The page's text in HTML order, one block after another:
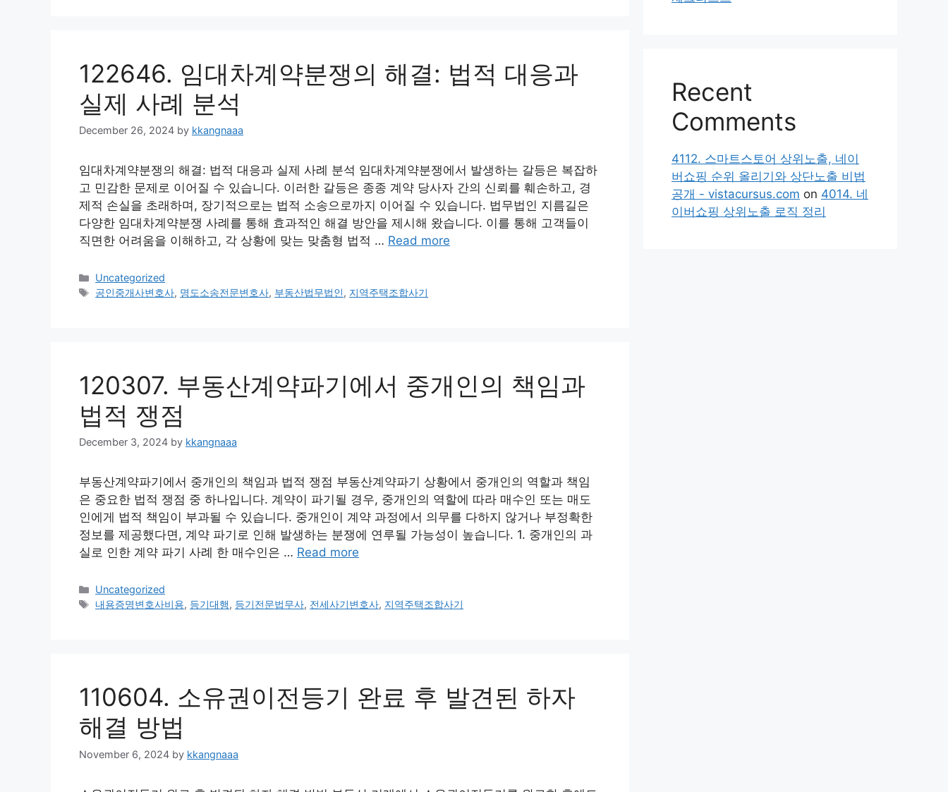
122646. 임대차계약분쟁의 해결: 법적 대응과
실제 사례 분석
December 26, 2024 by kkangnaaa
임대차계약분쟁의 해결: 법적 대응과 실제 사례 분석 임대차계약분쟁에서 발생하는 갈등은 복잡하
고 민감한 문제로 이어질 수 있습니다. 이러한 갈등은 종종 계약 당사자 간의 신뢰를 훼손하고, 경
제적 손실을 초래하며, 장기적으로는 법적 소송으로까지 이어질 수 있습니다. 법무법인 지름길은
다양한 임대차계약분쟁 사례를 통해 효과적인 해결 방안을 제시해 왔습니다. 이를 통해 고객들이
직면한 어려움을 이해하고, 각 상황에 맞는 맞춤형 법적 … Read more
Categories
Uncategorized
Tags
공인중개사변호사, 명도소송전문변호사, 부동산법무법인, 지역주택조합사기
120307. 부동산계약파기에서 중개인의 책임과
법적 쟁점
December 3, 2024 by kkangnaaa
부동산계약파기에서 중개인의 책임과 법적 쟁점 부동산계약파기 상황에서 중개인의 역할과 책임
은 중요한 법적 쟁점 중 하나입니다. 계약이 파기될 경우, 중개인의 역할에 따라 매수인 또는 매도
인에게 법적 책임이 부과될 수 있습니다. 중개인이 계약 과정에서 의무를 다하지 않거나 부정확한
정보를 제공했다면, 계약 파기로 인해 발생하는 분쟁에 연루될 가능성이 높습니다. 1. 중개인의 과
실로 인한 계약 파기 사례 한 매수인은 … Read more
Categories
Uncategorized
Tags
내용증명변호사비용, 등기대행, 등기전문법무사, 전세사기변호사, 지역주택조합사기
110604. 소유권이전등기 완료 후 발견된 하자
해결 방법
November 6, 2024 by kkangnaaa
Recent
Comments
4112. 스마트스토어 상위노출, 네이
버쇼핑 순위 올리기와 상단노출 비법
공개 - vistacursus.com on 4014. 네
이버쇼핑 상위노출 로직 정리